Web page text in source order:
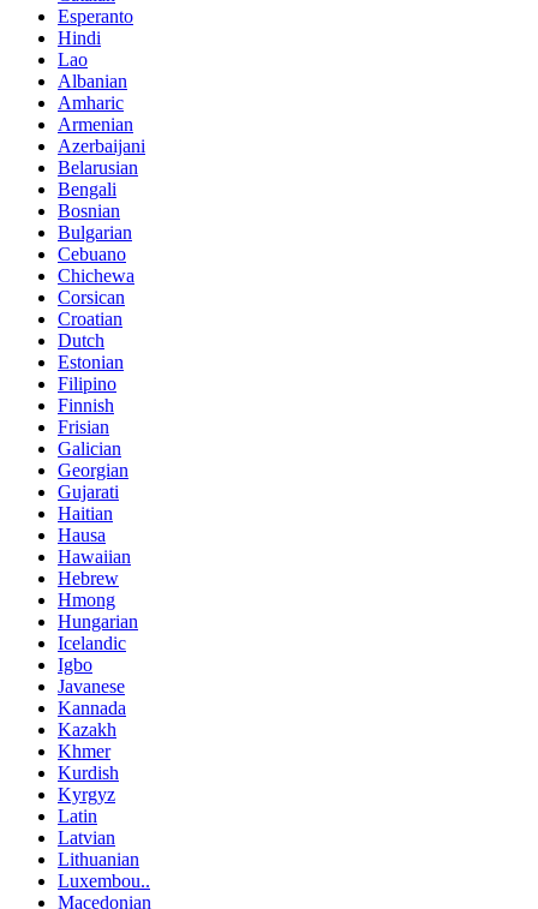
Esperanto
Hindi
Lao
Albanian
Amharic
Armenian
Azerbaijani
Belarusian
Bengali
Bosnian
Bulgarian
Cebuano
Chichewa
Corsican
Croatian
Dutch
Estonian
Filipino
Finnish
Frisian
Galician
Georgian
Gujarati
Haitian
Hausa
Hawaiian
Hebrew
Hmong
Hungarian
Icelandic
Igbo
Javanese
Kannada
Kazakh
Khmer
Kurdish
Kyrgyz
Latin
Latvian
Lithuanian
Luxembou..
Macedonian